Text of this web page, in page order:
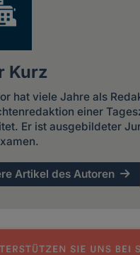
Kurz
hat viele Jahre als
einer
Er ist ausgebildeter
Artikel des Autoren